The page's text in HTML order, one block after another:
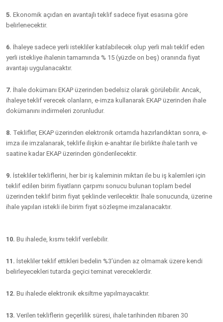
5. Ekonomik açıdan en avantajlı teklif sadece fiyat esasına göre
belirlenecektir.
6. İhaleye sadece yerli istekliler katılabilecek olup yerli malı teklif eden
yerli istekliye ihalenin tamamında % 15 (yüzde on beş) oranında fiyat
avantajı uygulanacaktır.
7. İhale dokümanı EKAP üzerinden bedelsiz olarak görülebilir. Ancak,
ihaleye teklif verecek olanların, e-imza kullanarak EKAP üzerinden ihale
dokümanını indirmeleri zorunludur.
8. Teklifler, EKAP üzerinden elektronik ortamda hazırlandıktan sonra, e-
imza ile imzalanarak, teklife ilişkin e-anahtar ile birlikte ihale tarih ve
saatine kadar EKAP üzerinden gönderilecektir.
9. İstekliler tekliflerini, her bir iş kaleminin miktarı ile bu iş kalemleri için
teklif edilen birim fiyatların çarpımı sonucu bulunan toplam bedel
üzerinden teklif birim fiyat şeklinde verilecektir. İhale sonucunda, üzerine
ihale yapılan istekli ile birim fiyat sözleşme imzalanacaktır.
10. Bu ihalede, kısmı teklif verilebilir.
11. İstekliler teklif ettikleri bedelin %3’ünden az olmamak üzere kendi
belirleyecekleri tutarda geçici teminat vereceklerdir.
12. Bu ihalede elektronik eksiltme yapılmayacaktır.
13. Verilen tekliflerin geçerlilik süresi, ihale tarihinden itibaren 30